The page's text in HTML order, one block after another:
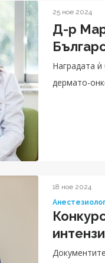
25 ное 2024
Д-р
Наградата
дермато-
18 ное 2024